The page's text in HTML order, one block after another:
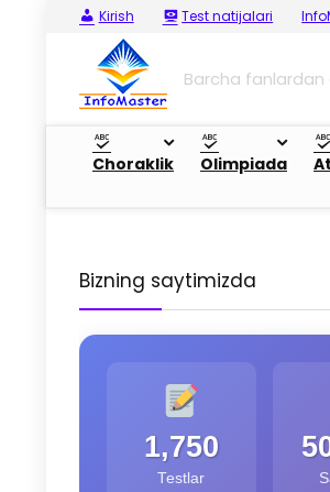
Kirish Test natijalari
Barcha
Choraklik Olimpiada
Bizning saytimizda
1,750
Testlar